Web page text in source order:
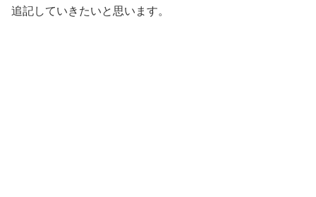
追記していきたいと思います。